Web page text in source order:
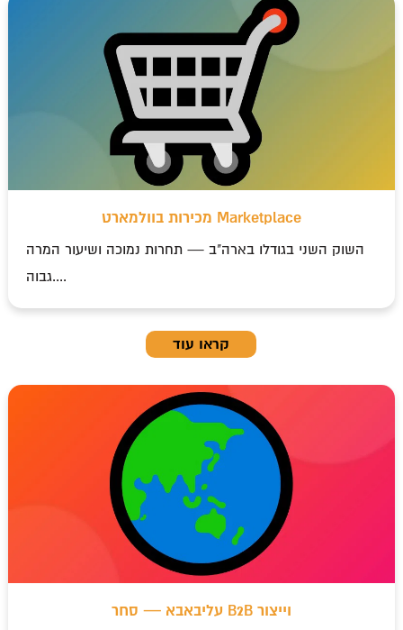
מכירות בוולמארט Marketplace
השוק השני בגודלו בארה"ב — תחרות נמוכה ושיעור המרה
גבוה....
קראו עוד
עליבאבא — סחר B2B וייצור